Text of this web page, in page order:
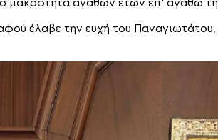
μακρότητα αγαθών ετών επ’ αγαθώ
έλαβε την ευχή του Παναγιωτάτου,